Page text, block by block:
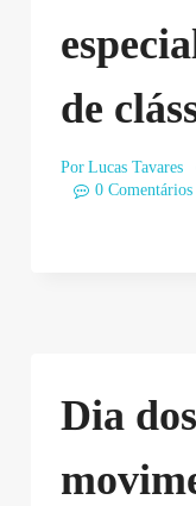
de
Por Lucas Tavares
0 Comentários
Dia